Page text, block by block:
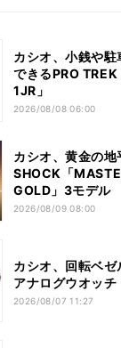
カシオ、小銭や
できるPRO
1JR」
2026/08/08 06:00
カシオ、黄金の
SHOCK「
GOLD」3モデル
2026/08/09 08:00
カシオ、回転ベ
アナログウオッ
2026/08/07 11:27